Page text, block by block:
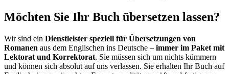
Möchten Sie Ihr Buch übersetzen lassen?
Wir sind ein Dienstleister speziell für Übersetzungen von
Romanen aus dem Englischen ins Deutsche – immer im Paket mit
Lektorat und Korrektorat. Sie müssen sich um nichts kümmern
und können sich absolut auf uns verlassen. Sie erhalten Ihr Buch auf